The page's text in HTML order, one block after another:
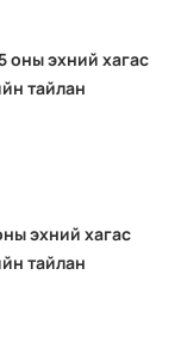
эхний хагас
тайлан
эхний хагас
тайлан